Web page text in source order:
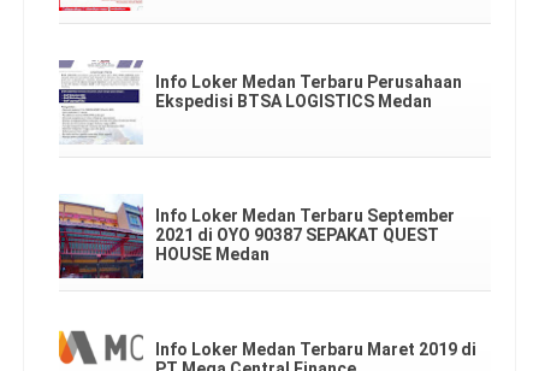
Info Loker Medan Terbaru Perusahaan
Ekspedisi BTSA LOGISTICS Medan
Info Loker Medan Terbaru September
2021 di OYO 90387 SEPAKAT QUEST
HOUSE Medan
Info Loker Medan Terbaru Maret 2019 di